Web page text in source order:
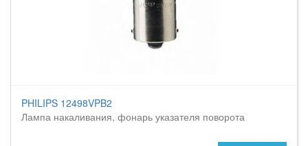
PHILIPS 12498VPB2
Лампа накаливания, фонарь указателя поворота